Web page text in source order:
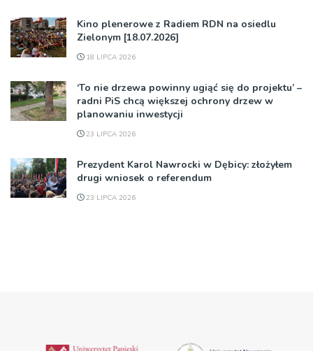
Kino plenerowe z Radiem RDN na osiedlu
Zielonym [18.07.2026]
18 LIPCA 2026
‘To nie drzewa powinny ugiąć się do projektu’ –
radni PiS chcą większej ochrony drzew w
planowaniu inwestycji
23 LIPCA 2026
Prezydent Karol Nawrocki w Dębicy: złożyłem
drugi wniosek o referendum
23 LIPCA 2026